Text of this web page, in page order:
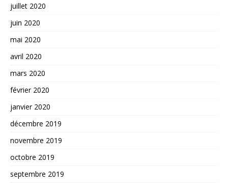
juillet 2020
juin 2020
mai 2020
avril 2020
mars 2020
février 2020
janvier 2020
décembre 2019
novembre 2019
octobre 2019
septembre 2019